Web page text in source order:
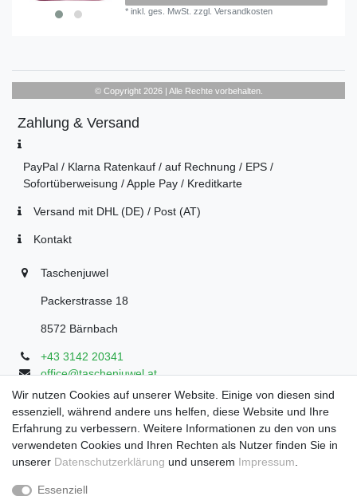
*inkl. ges. MwSt. zzgl.Versandkosten
© Copyright 2026 | Alle Rechte vorbehalten.
Zahlung & Versand
PayPal / Klarna Ratenkauf / auf Rechnung / EPS /
Sofortüberweisung / Apple Pay / Kreditkarte
Versand mit DHL (DE) / Post (AT)
Kontakt
Taschenjuwel
Packerstrasse 18
8572 Bärnbach
+43 3142 20341
office@taschenjuwel.at
Montag - Freitag: 08:30 - 18:00
Samstag: 8:30 - 17 Uhr
Wir nutzen Cookies auf unserer Website. Einige von diesen sind
essenziell, während andere uns helfen, diese Website und Ihre
Erfahrung zu verbessern. Weitere Informationen zu den von uns
verwendeten Cookies und Ihren Rechten als Nutzer finden Sie in
unserer Daten­schutz­erklärung und unserem Impressum
Essenziell